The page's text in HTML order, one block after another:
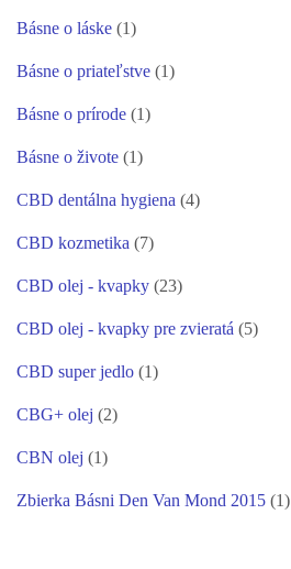
Básne o láske (1)
Básne o priateľstve (1)
Básne o prírode (1)
Básne o živote (1)
CBD dentálna hygiena (4)
CBD kozmetika (7)
CBD olej - kvapky (23)
CBD olej - kvapky pre zvieratá (5)
CBD super jedlo (1)
CBG+ olej (2)
CBN olej (1)
Zbierka Básni Den Van Mond 2015 (1)